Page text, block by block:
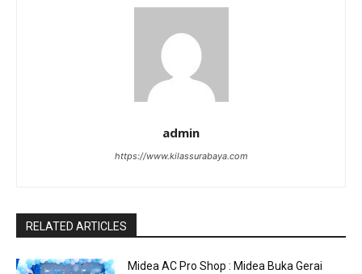
admin
https://www.kilassurabaya.com
RELATED ARTICLES
Midea AC Pro Shop : Midea Buka Gerai